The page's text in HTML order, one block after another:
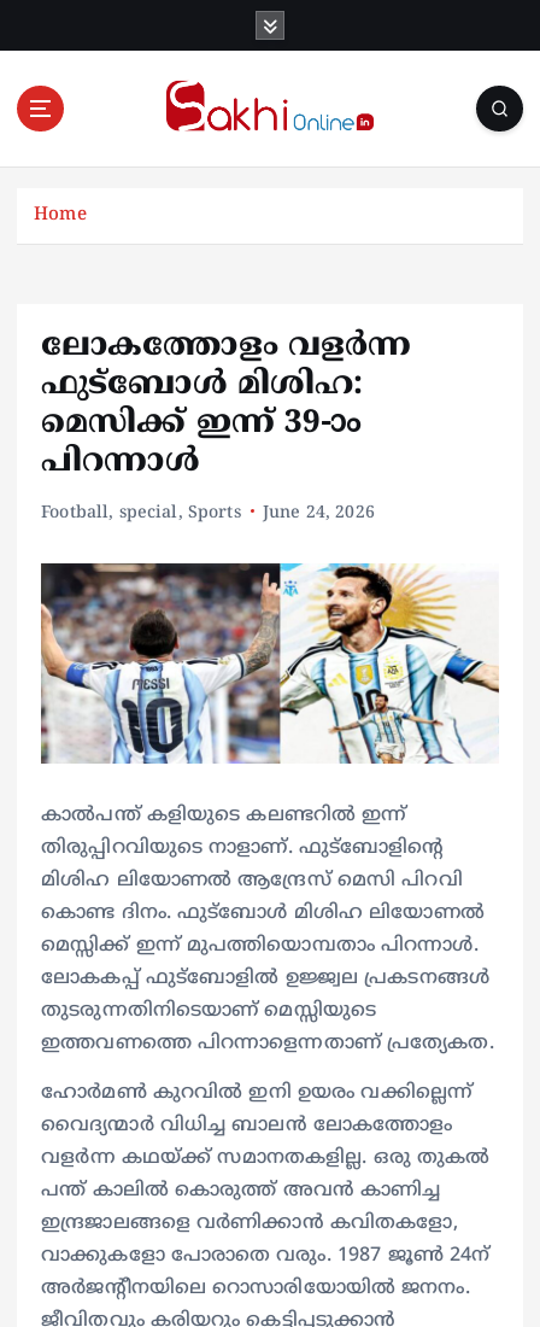
Online News Portal
Home
ലോകത്തോളം വളർന്ന
ഫുട്ബോൾ മിശിഹ:
മെസിക്ക് ഇന്ന് 39-ാം
പിറന്നാൾ
Football, special, Sports June 24, 2026
കാൽപന്ത് കളിയുടെ കലണ്ടറിൽ ഇന്ന്
തിരുപ്പിറവിയുടെ നാളാണ്. ഫുട്ബോളിന്റെ
മിശിഹ ലിയോണൽ ആന്ദ്രേസ് മെസി പിറവി
കൊണ്ട ദിനം. ഫുട്ബോൾ മിശിഹ ലിയോണൽ
മെസ്സിക്ക് ഇന്ന് മുപത്തിയൊമ്പതാം പിറന്നാൾ.
ലോകകപ്പ് ഫുട്ബോളിൽ ഉജ്ജ്വല പ്രകടനങ്ങൾ
തുടരുന്നതിനിടെയാണ് മെസ്സിയുടെ
ഇത്തവണത്തെ പിറന്നാളെന്നതാണ് പ്രത്യേകത.
ഹോർമൺ കുറവിൽ ഇനി ഉയരം വക്കില്ലെന്ന്
വൈദ്യന്മാർ വിധിച്ച ബാലൻ ലോകത്തോളം
വളർന്ന കഥയ്ക്ക് സമാനതകളില്ല. ഒരു തുകൽ
പന്ത് കാലിൽ കൊരുത്ത് അവൻ കാണിച്ച
ഇന്ദ്രജാലങ്ങളെ വർണിക്കാൻ കവിതകളോ,
വാക്കുകളോ പോരാതെ വരും. 1987 ജൂൺ 24ന്
അർജന്റീനയിലെ റൊസാരിയോയിൽ ജനനം.
ജീവിതവും കരിയറും കെട്ടിപ്പടുക്കാൻ